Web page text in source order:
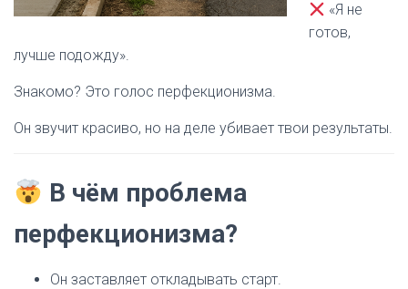
«Я не
готов,
лучше подожду».
Знакомо? Это голос перфекционизма.
Он звучит красиво, но на деле убивает твои результаты.
В чём проблема
перфекционизма?
Он заставляет откладывать старт.